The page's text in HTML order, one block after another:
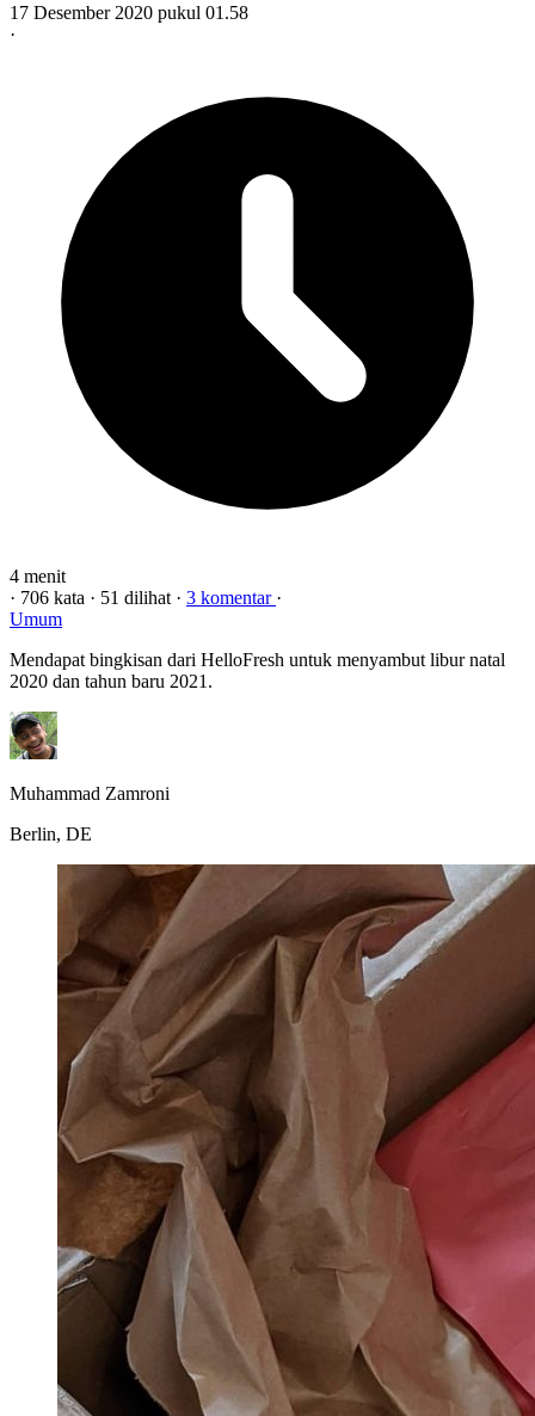
17 Desember 2020 pukul 01.58
·
4 menit
· 706 kata · 51 dilihat · 3 komentar ·
Umum
Mendapat bingkisan dari HelloFresh untuk menyambut libur natal
2020 dan tahun baru 2021.
Muhammad Zamroni
Berlin, DE